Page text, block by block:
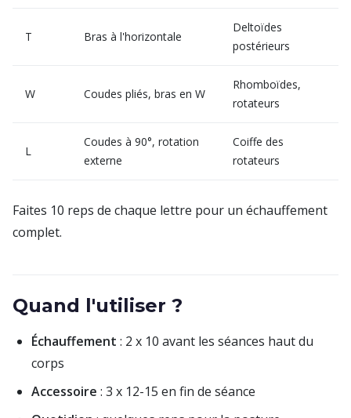
T Bras à l'horizontale
Deltoïdes
postérieurs
W Coudes pliés, bras en W
Rhomboïdes,
rotateurs
L
Coudes à 90°, rotation
externe
Coiffe des
rotateurs
Faites 10 reps de chaque lettre pour un échauffement
complet.
Quand l'utiliser ?
Échauffement : 2 x 10 avant les séances haut du
corps
Accessoire : 3 x 12-15 en fin de séance